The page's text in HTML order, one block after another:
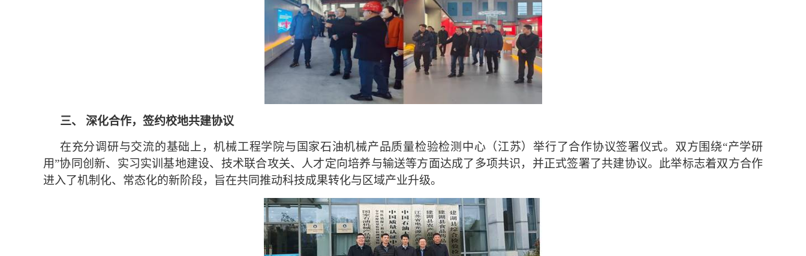
三、 深化合作，签约校地共建协议
在充分调研与交流的基础上，机械工程学院与国家石油机械产品质量检验检测中心（江苏）举行了合作协议签署仪式。双方围绕“产学研
用”协同创新、实习实训基地建设、技术联合攻关、人才定向培养与输送等方面达成了多项共识，并正式签署了共建协议。此举标志着双方合作
进入了机制化、常态化的新阶段，旨在共同推动科技成果转化与区域产业升级。